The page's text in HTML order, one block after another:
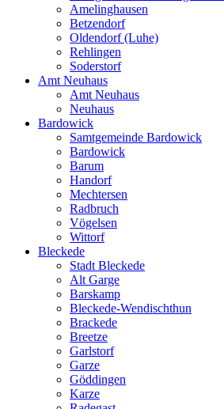
Amelinghausen
Betzendorf
Oldendorf (Luhe)
Rehlingen
Soderstorf
Amt Neuhaus
Amt Neuhaus
Neuhaus
Bardowick
Samtgemeinde Bardowick
Bardowick
Barum
Handorf
Mechtersen
Radbruch
Vögelsen
Wittorf
Bleckede
Stadt Bleckede
Alt Garge
Barskamp
Bleckede-Wendischthun
Brackede
Breetze
Garlstorf
Garze
Göddingen
Karze